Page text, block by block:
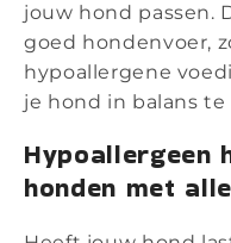
jouw hond passen.
goed hondenvoer,
hypoallergene
je hond in balans te
Hypoallergeen
honden met